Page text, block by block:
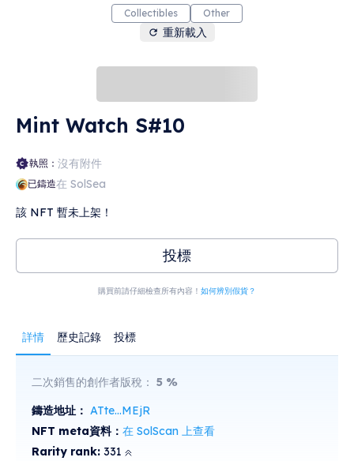
Collectibles Other
重新載入
Mint Watch S#10
執照： 沒有附件
已鑄造在 SolSea
該 NFT 暫未上架！
投標
購買前請仔細檢查所有內容！ 如何辨別假貨？
詳情 歷史記錄 投標
二次銷售的創作者版稅： 5 %
鑄造地址： ATte...MEjR
NFT meta資料： 在 SolScan 上查看
Rarity rank: 331